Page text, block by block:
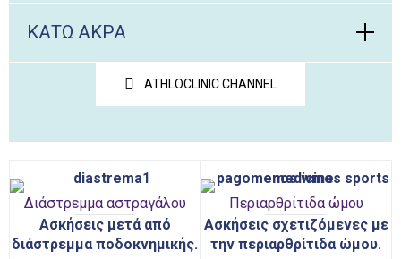
ΚΑΤΩ ΑΚΡΑ
ATHLOCLINIC CHANNEL
Διάστρεμμα αστραγάλου
Ασκήσεις μετά από
διάστρεμμα ποδοκνημικής.
Περιαρθρίτιδα ώμου
Ασκήσεις σχετιζόμενες με
την περιαρθρίτιδα ώμου.